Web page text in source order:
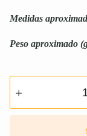
Medidas
Peso aproximado